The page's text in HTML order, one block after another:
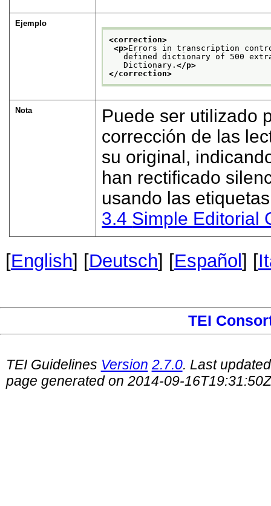
Ejemplo
<correction>
<p>Errors in transcription
defined dictionary of 500 extra
Dictionary.</p>
</correction>
Nota
Puede ser utilizado
corrección de las
su original,
han rectificado
usando las
3.4 Simple Editorial
[English] [Deutsch] [Español ] [
TEI
TEI Guidelines Version 2.7.0. Last
page generated on 2014-09-16T19:31:50Z